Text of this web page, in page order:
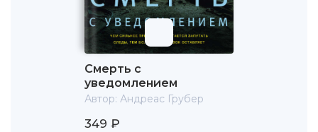
Смерть с
уведомлением
Автор: Андреас Грубер
349 ₽